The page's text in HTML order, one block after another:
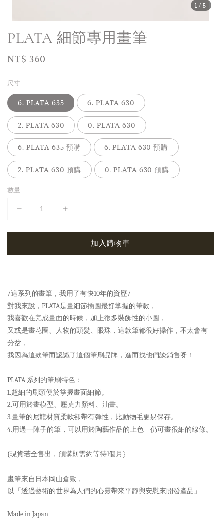
1 /5
PLATA 細節專用畫筆
Regular
NT$ 360
尺寸
6. PLATA 635 6. PLATA 630
2. PLATA 630 0. PLATA 630
6. PLATA 635 預購 6. PLATA 630 預購
2. PLATA 630 預購 0. PLATA 630 預購
數量
加入購物車
/這系列的畫筆，我用了有快10年的資歷/
對我來說，PLATA是畫細節插圖最好掌握的筆款，
我喜歡在完成畫面的時候，加上很多裝飾性的小圖，
又或是畫花圈、人物的頭髮、眼珠，這款筆都很好操作，不太會有
分岔，
我因為這款筆而認識了這個筆刷品牌，進而找他們談銷售呀！
PLATA 系列的筆刷特色：
1.超細的刷頭便於掌握畫面細節。
2.可用於畫模型、壓克力顏料、油畫。
3.畫筆的尼龍材質柔軟卻帶有彈性，比動物毛更易保存。
4.用過一陣子的筆，可以用於陶藝作品的上色，仍可畫很細的線條。
{現貨若全售出，預購則需約等待1個月}
畫筆來自日本岡山倉敷，
以「透過藝術的世界為人們的心靈帶來平靜與安慰來開發產品」
Made in Japan